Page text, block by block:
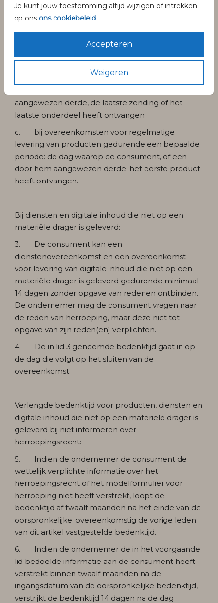
Je kunt jouw toestemming altijd wijzigen of intrekken
op ons ons cookiebeleid.
Accepteren
Weigeren
consument hier voorafgaand aan het bestelproces
op duidelijke wijze over heeft geïnformeerd, een
verschillende levertijd weigeren.
verschillende zendingen of onderdelen: de dag
aangewezen derde, de laatste zending of het
laatste onderdeel heeft ontvangen;
c. bij overeenkomsten voor regelmatige
levering van producten gedurende een bepaalde
periode: de dag waarop de consument, of een
door hem aangewezen derde, het eerste product
heeft ontvangen.
Bij diensten en digitale inhoud die niet op een
materiële drager is geleverd:
3. De consument kan een
dienstenovereenkomst en een overeenkomst
voor levering van digitale inhoud die niet op een
materiële drager is geleverd gedurende minimaal
14 dagen zonder opgave van redenen ontbinden.
De ondernemer mag de consument vragen naar
de reden van herroeping, maar deze niet tot
opgave van zijn reden(en) verplichten.
4. De in lid 3 genoemde bedenktijd gaat in op
de dag die volgt op het sluiten van de
overeenkomst.
Verlengde bedenktijd voor producten, diensten en
digitale inhoud die niet op een materiële drager is
geleverd bij niet informeren over
herroepingsrecht:
5. Indien de ondernemer de consument de
wettelijk verplichte informatie over het
herroepingsrecht of het modelformulier voor
herroeping niet heeft verstrekt, loopt de
bedenktijd af twaalf maanden na het einde van de
oorspronkelijke, overeenkomstig de vorige leden
van dit artikel vastgestelde bedenktijd.
6. Indien de ondernemer de in het voorgaande
lid bedoelde informatie aan de consument heeft
verstrekt binnen twaalf maanden na de
ingangsdatum van de oorspronkelijke bedenktijd,
verstrijkt de bedenktijd 14 dagen na de dag